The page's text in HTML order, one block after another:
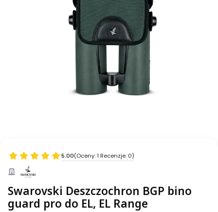
5.00(Oceny: 1 Recenzje: 0)
Swarovski Deszczochron BGP bino
guard pro do EL, EL Range